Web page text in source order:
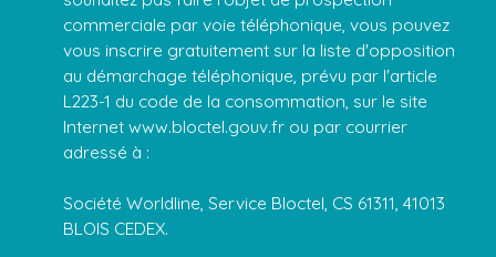
commerciale par voie téléphonique, vous pouvez
vous inscrire gratuitement sur la liste d'opposition
au démarchage téléphonique, prévu par l'article
L223-1 du code de la consommation, sur le site
Internet www.bloctel.gouv.fr ou par courrier
adressé à :
Société Worldline, Service Bloctel, CS 61311, 41013
BLOIS CEDEX.